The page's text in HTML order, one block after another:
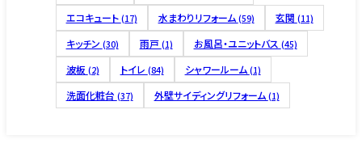
エコキュート (17) 水まわりリフォーム (59) 玄関 (11)
キッチン (30) 雨戸 (1) お風呂・ユニットバス (45)
波板 (2) トイレ (84) シャワールーム (1)
洗面化粧台 (37) 外壁サイディングリフォーム (1)